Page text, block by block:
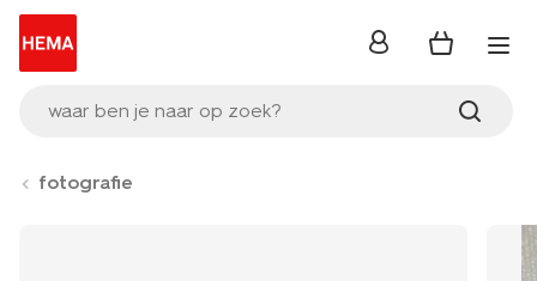
waar ben je naar op zoek?
inloggen
fotografie